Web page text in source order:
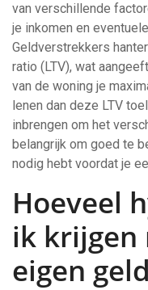
van verschillende
je inkomen en
Geldverstrekkers
ratio (LTV), wat
van de woning je
lenen dan deze LTV
inbrengen om het
belangrijk om goed te
nodig hebt voordat je
Hoeveel
ik krijgen
eigen